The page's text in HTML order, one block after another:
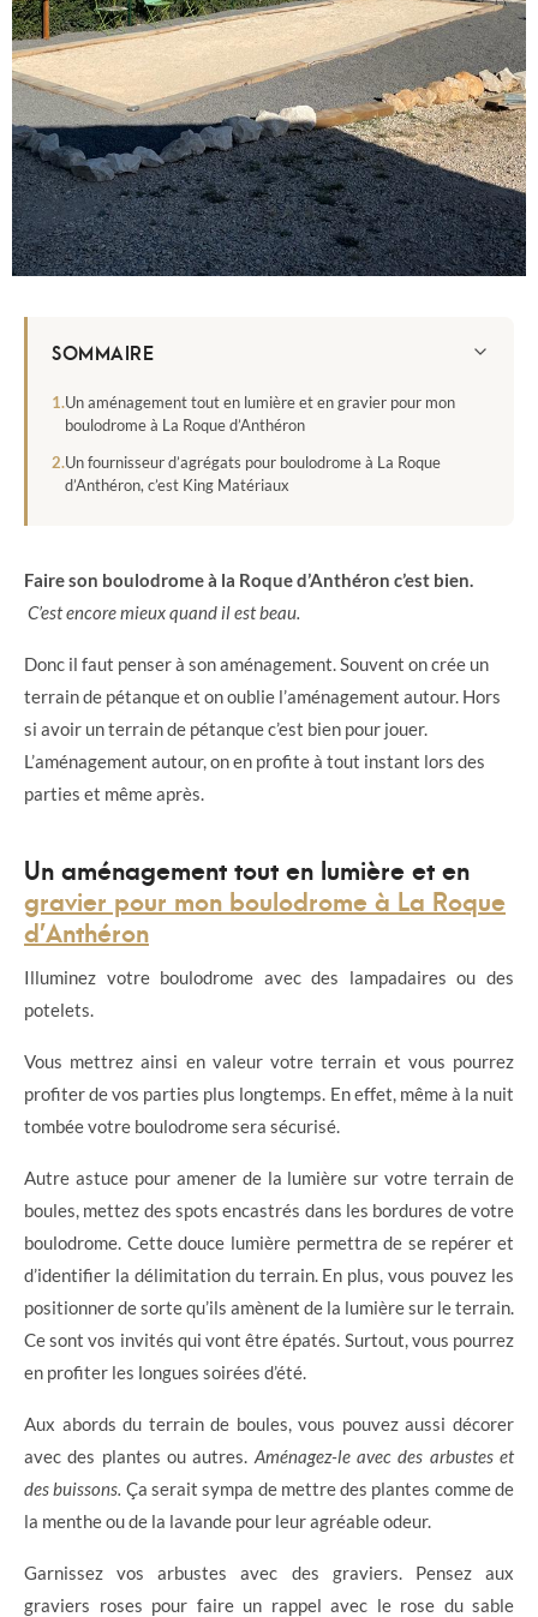
SOMMAIRE
Un aménagement tout en lumière et en gravier pour mon
boulodrome à La Roque d’Anthéron
Un fournisseur d’agrégats pour boulodrome à La Roque
d’Anthéron, c’est King Matériaux
Faire son boulodrome à la Roque d’Anthéron c’est bien.
C’est encore mieux quand il est beau.
Donc il faut penser à son aménagement. Souvent on crée un
terrain de pétanque et on oublie l’aménagement autour. Hors
si avoir un terrain de pétanque c’est bien pour jouer.
L’aménagement autour, on en profite à tout instant lors des
parties et même après.
Un aménagement tout en lumière et en
gravier pour mon boulodrome à La Roque
d’Anthéron
Illuminez votre boulodrome avec des lampadaires ou des
potelets.
Vous mettrez ainsi en valeur votre terrain et vous pourrez
profiter de vos parties plus longtemps. En effet, même à la nuit
tombée votre boulodrome sera sécurisé.
Autre astuce pour amener de la lumière sur votre terrain de
boules, mettez des spots encastrés dans les bordures de votre
boulodrome. Cette douce lumière permettra de se repérer et
d’identifier la délimitation du terrain. En plus, vous pouvez les
positionner de sorte qu’ils amènent de la lumière sur le terrain.
Ce sont vos invités qui vont être épatés. Surtout, vous pourrez
en profiter les longues soirées d’été.
Aux abords du terrain de boules, vous pouvez aussi décorer
avec des plantes ou autres. Aménagez-le avec des arbustes et
des buissons. Ça serait sympa de mettre des plantes comme de
la menthe ou de la lavande pour leur agréable odeur.
Garnissez vos arbustes avec des graviers. Pensez aux
graviers roses pour faire un rappel avec le rose du sable